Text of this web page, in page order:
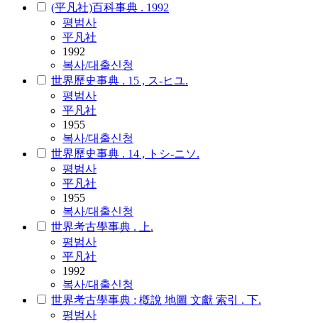
(平凡社)百科事典 . 1992
평범사
平凡社
1992
복사/대출신청
世界歷史事典 . 15 , ス-ヒユ.
평범사
平凡社
1955
복사/대출신청
世界歷史事典 . 14 , トシ-ニソ.
평범사
平凡社
1955
복사/대출신청
世界考古學事典 . 上.
평범사
平凡社
1992
복사/대출신청
世界考古學事典 : 槪說 地圖 文獻 索引 . 下.
평범사